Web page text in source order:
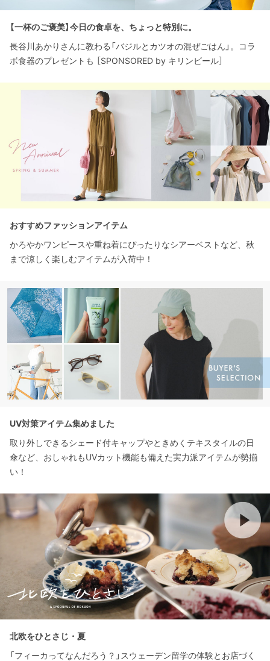
【一杯のご褒美】今日の食卓を、ちょっと特別に。
長谷川あかりさんに教わる「バジルとカツオの混ぜごはん」。コラ
ボ食器のプレゼントも ［SPONSORED by キリンビール］
おすすめファッションアイテム
かろやかワンピースや重ね着にぴったりなシアーベストなど、秋
まで涼しく楽しむアイテムが入荷中！
UV対策アイテム集めました
取り外しできるシェード付キャップやときめくテキスタイルの日
傘など、おしゃれもUVカット機能も備えた実力派アイテムが勢揃
い！
北欧をひとさじ・夏
「フィーカってなんだろう？」スウェーデン留学の体験とお店づく